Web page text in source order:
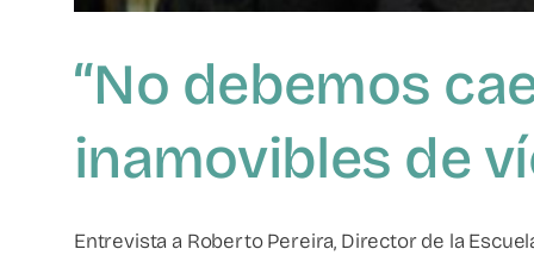
“No debemos
inamovibles de
Entrevista a Roberto Pereira, Director de la